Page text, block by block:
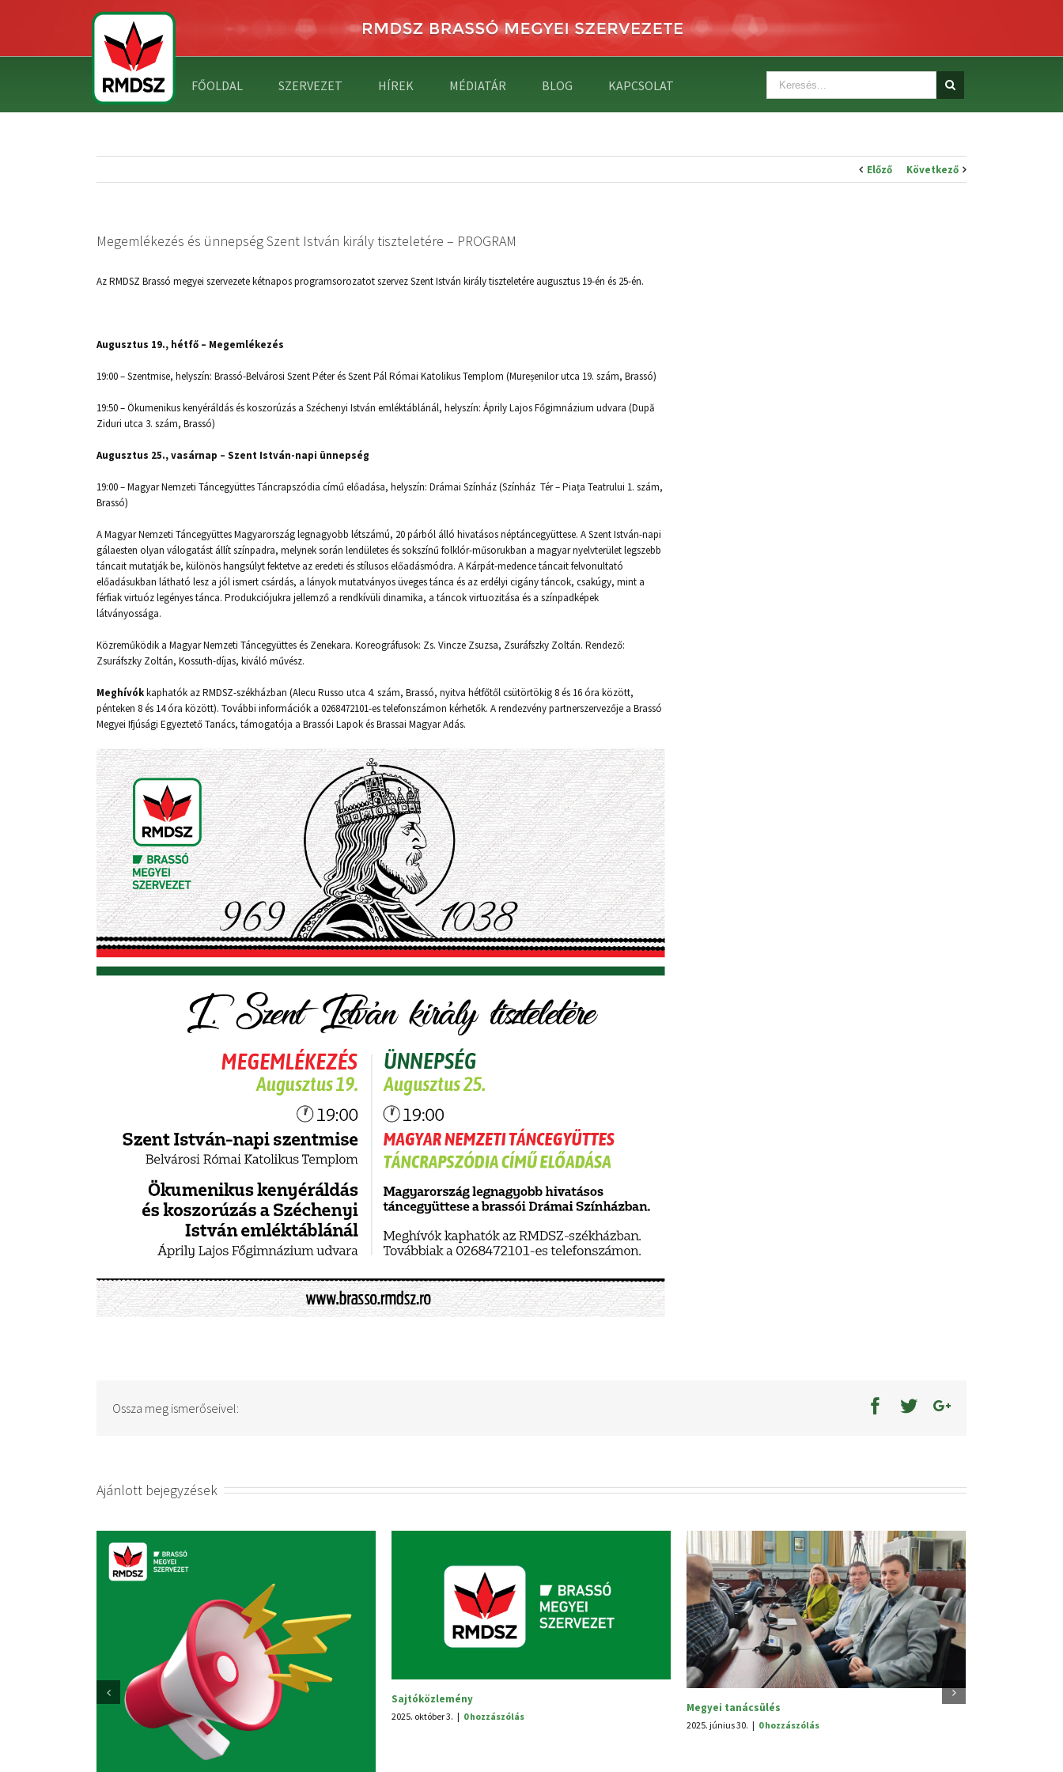
FŐOLDAL SZERVEZET HÍREK MÉDIATÁR BLOG KAPCSOLAT
Előző Következő
Megemlékezés és ünnepség Szent István király tiszteletére – PROGRAM
Az RMDSZ Brassó megyei szervezete kétnapos programsorozatot szervez Szent István király tiszteletére augusztus 19-én és 25-én.
Augusztus 19., hétfő – Megemlékezés
19:00 – Szentmise, helyszín: Brassó-Belvárosi Szent Péter és Szent Pál Római Katolikus Templom (Mureșenilor utca 19. szám, Brassó)
19:50 – Ökumenikus kenyéráldás és koszorúzás a Széchenyi István emléktáblánál, helyszín: Áprily Lajos Főgimnázium udvara (După
Ziduri utca 3. szám, Brassó)
Augusztus 25., vasárnap – Szent István-napi ünnepség
19:00 – Magyar Nemzeti Táncegyüttes Táncrapszódia című előadása, helyszín: Drámai Színház (Színház Tér – Piața Teatrului 1. szám,
Brassó)
A Magyar Nemzeti Táncegyüttes Magyarország legnagyobb létszámú, 20 párból álló hivatásos néptáncegyüttese. A Szent István-napi
gálaesten olyan válogatást állít színpadra, melynek során lendületes és sokszínű folklór-műsorukban a magyar nyelvterület legszebb
táncait mutatják be, különös hangsúlyt fektetve az eredeti és stílusos előadásmódra. A Kárpát-medence táncait felvonultató
előadásukban látható lesz a jól ismert csárdás, a lányok mutatványos üveges tánca és az erdélyi cigány táncok, csakúgy, mint a
férfiak virtuóz legényes tánca. Produkciójukra jellemző a rendkívüli dinamika, a táncok virtuozitása és a színpadképek
látványossága.
Közreműködik a Magyar Nemzeti Táncegyüttes és Zenekara. Koreográfusok: Zs. Vincze Zsuzsa, Zsuráfszky Zoltán. Rendező:
Zsuráfszky Zoltán, Kossuth-díjas, kiváló művész.
Meghívókkaphatók az RMDSZ-székházban (Alecu Russo utca 4. szám, Brassó, nyitva hétfőtől csütörtökig 8 és 16 óra között,
pénteken 8 és 14 óra között). További információk a 0268472101-es telefonszámon kérhetők. A rendezvény partnerszervezője a Brassó
Megyei Ifjúsági Egyeztető Tanács, támogatója a Brassói Lapok és Brassai Magyar Adás.
Ossza meg ismerőseivel:
Ajánlott bejegyzések
Sajtóközlemény
0 hozzászólás
Megyei tanácsülés
0 hozzászólás
V. Hagyományünnep
2025. június 25. | 0 hozzászólás
Szabadság Ünnep